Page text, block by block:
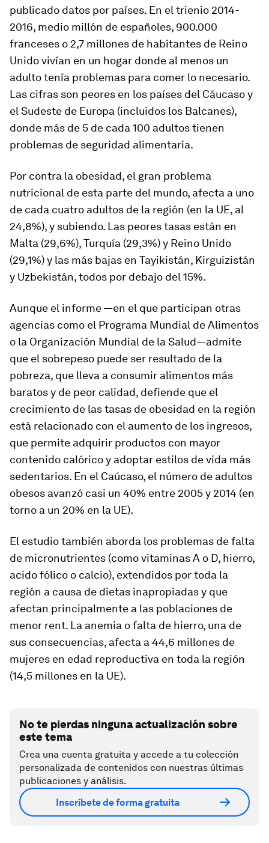
publicado datos por países. En el trienio 2014-
2016, medio millón de españoles, 900.000
franceses o 2,7 millones de habitantes de Reino
Unido vivían en un hogar donde al menos un
adulto tenía problemas para comer lo necesario.
Las cifras son peores en los países del Cáucaso y
el Sudeste de Europa (incluidos los Balcanes),
donde más de 5 de cada 100 adultos tienen
problemas de seguridad alimentaria.
Por contra la obesidad, el gran problema
nutricional de esta parte del mundo, afecta a uno
de cada cuatro adultos de la región (en la UE, al
24,8%), y subiendo. Las peores tasas están en
Malta (29,6%), Turquía (29,3%) y Reino Unido
(29,1%) y las más bajas en Tayikistán, Kirguizistán
y Uzbekistán, todos por debajo del 15%.
Aunque el informe —en el que participan otras
agencias como el Programa Mundial de Alimentos
o la Organización Mundial de la Salud—admite
que el sobrepeso puede ser resultado de la
pobreza, que lleva a consumir alimentos más
baratos y de peor calidad, defiende que el
crecimiento de las tasas de obesidad en la región
está relacionado con el aumento de los ingresos,
que permite adquirir productos con mayor
contenido calórico y adoptar estilos de vida más
sedentarios. En el Caúcaso, el número de adultos
obesos avanzó casi un 40% entre 2005 y 2014 (en
torno a un 20% en la UE).
El estudio también aborda los problemas de falta
de micronutrientes (como vitaminas A o D, hierro,
acido fólico o calcio), extendidos por toda la
región a causa de dietas inapropiadas y que
afectan principalmente a las poblaciones de
menor rent. La anemia o falta de hierro, una de
sus consecuencias, afecta a 44,6 millones de
mujeres en edad reproductiva en toda la región
(14,5 millones en la UE).
No te pierdas ninguna actualización sobre
este tema
Crea una cuenta gratuita y accede a tu colección
personalizada de contenidos con nuestras últimas
publicaciones y análisis.
Inscríbete de forma gratuita